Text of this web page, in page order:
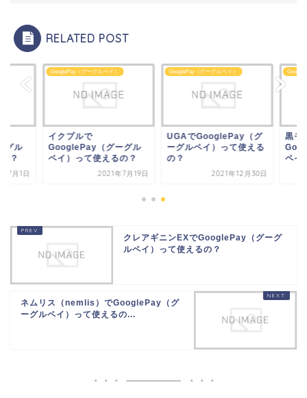
RELATED POST
（グーグルペイ）
（グーグル
）って使えるの？
GooglePay（グーグルペイ）
UGAでGooglePay（グ
ーグルペイ）って使える
の？
GooglePay（グーグルペイ）
黒モリモリスリムで
GooglePay（グー
ペイ）って使えるの
クレアギニンEXでGooglePay（グーグ
ルペイ）って使えるの？
ネムリス（nemlis）でGooglePay（グ
ーグルペイ）って使えるの...